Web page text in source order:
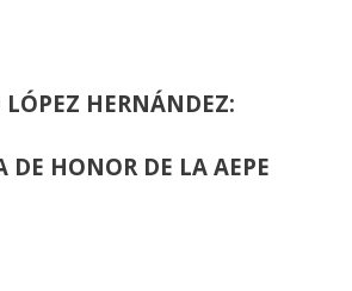
LÓPEZ HERNÁNDEZ:
DE HONOR DE LA AEPE